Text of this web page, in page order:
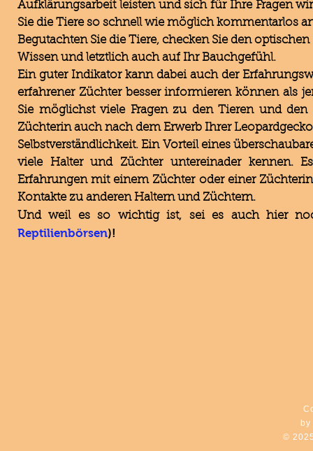
Aufklärungsarbeit leisten und sich für Ihre Fragen
Sie die Tiere so schnell wie möglich kommentarlos
Begutachten Sie die Tiere, checken Sie den
Wissen und letztlich auch auf Ihr Bauchgefühl.
Ein guter Indikator kann dabei auch der
erfahrener Züchter besser informieren können als
Sie möglichst viele Fragen zu den Tieren und den
Züchterin auch nach dem Erwerb Ihrer
Selbstverständlichkeit. Ein Vorteil eines
viele Halter und Züchter untereinader kennen.
Erfahrungen mit einem Züchter oder einer
Kontakte zu anderen Haltern und Züchtern.
Und weil es so wichtig ist, sei es auch hier
Reptilienbörsen)!
©